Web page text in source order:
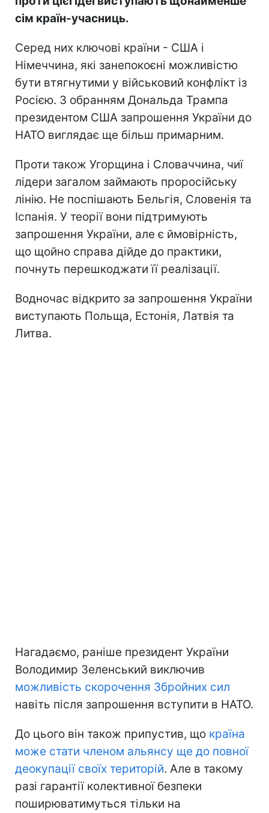
сім країн-учасниць.
Серед них ключові країни - США і
Німеччина, які занепокоєні можливістю
бути втягнутими у військовий конфлікт із
Росією. З обранням Дональда Трампа
президентом США запрошення України до
НАТО виглядає ще більш примарним.
Проти також Угорщина і Словаччина, чиї
лідери загалом займають проросійську
лінію. Не поспішають Бельгія, Словенія та
Іспанія. У теорії вони підтримують
запрошення України, але є ймовірність,
що щойно справа дійде до практики,
почнуть перешкоджати її реалізації.
Водночас відкрито за запрошення України
виступають Польща, Естонія, Латвія та
Литва.
Нагадаємо, раніше президент України
Володимир Зеленський виключив
можливість скорочення Збройних сил
навіть після запрошення вступити в НАТО.
До цього він також припустив, що країна
може стати членом альянсу ще до повної
деокупації своїх територій. Але в такому
разі гарантії колективної безпеки
поширюватимуться тільки на